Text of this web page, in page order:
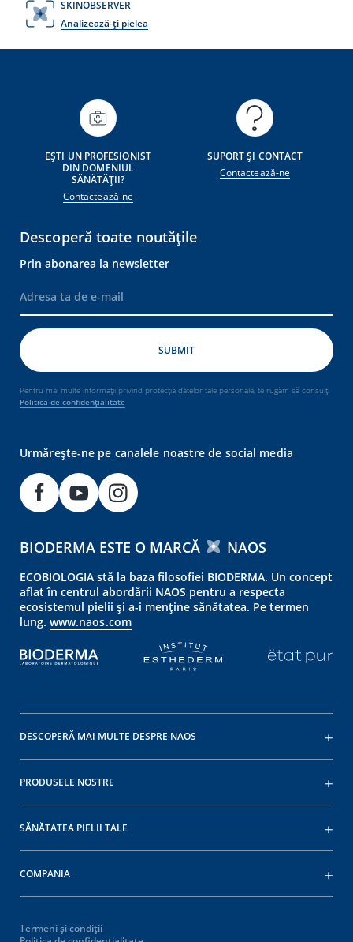
SKINOBSERVER
Analizează-ți pielea
EȘTI UN PROFESIONIST
DIN DOMENIUL
SĂNĂTĂȚII?
Contactează-ne
SUPORT ȘI CONTACT
Contactează-ne
Descoperă toate noutățile
Prin abonarea la newsletter
Pentru mai multe informații privind protecția datelor tale personale, te rugăm să consulți
Politica de confidențialitate
Urmărește-ne pe canalele noastre de social media
BIODERMA ESTE O MARCĂ NAOS
ECOBIOLOGIA stă la baza filosofiei BIODERMA. Un concept
aflat în centrul abordării NAOS pentru a respecta
ecosistemul pielii și a-i menține sănătatea. Pe termen
lung. www.naos.com
DESCOPERĂ MAI MULTE DESPRE NAOS
PRODUSELE NOSTRE
SĂNĂTATEA PIELII TALE
COMPANIA
Termeni și condiții